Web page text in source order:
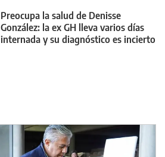
Preocupa la salud de Denisse
González: la ex GH lleva varios días
internada y su diagnóstico es incierto